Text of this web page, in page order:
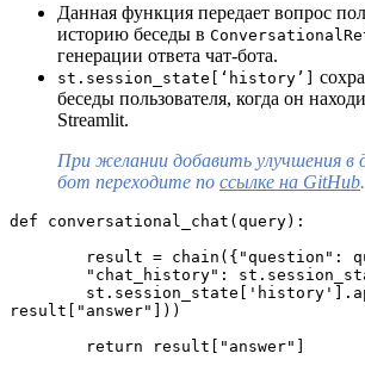
Данная функция передает вопрос
историю беседы в
генерации ответа чат-бота.
st.session_state[‘history’]
беседы пользователя, когда он
Streamlit.
При желании добавить улучшения в
бот переходите по ссылке на GitHub.
def conversational_chat(query):
result = chain({"question":
"chat_history":
result["answer"]))
        return result["answer"]